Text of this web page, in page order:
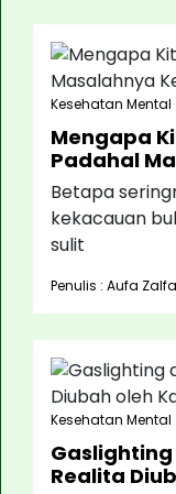
Kesehatan Mental
Mengapa
Padahal
Betapa
kekacauan
sulit
Penulis : Aufa
Kesehatan Mental
Realita